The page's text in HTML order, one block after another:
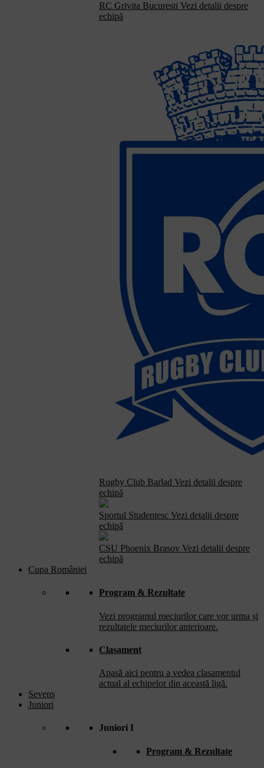
RC Grivita Bucuresti Vezi detalii despre
echipă
Rugby Club Barlad Vezi detalii despre
echipă
Sportul Studentesc Vezi detalii despre
echipă
CSU Phoenix Brasov Vezi detalii despre
echipă
Cupa României
Program & Rezultate
Vezi programul meciurilor care vor urma și
rezultatele meciurilor anterioare.
Clasament
Apasă aici pentru a vedea clasamentul
actual al echipelor din această ligă.
Sevens
Juniori
Juniori I
Program & Rezultate